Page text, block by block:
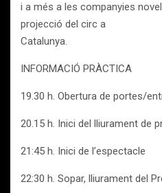
i a més a les companyies
projecció del circ a
Catalunya.
INFORMACIÓ PRÀCTICA
19.30 h. Obertura de portes/
20.15 h. Inici del lliurament de
21:45 h. Inici de l’espectacle
22:30 h. Sopar, lliurament del